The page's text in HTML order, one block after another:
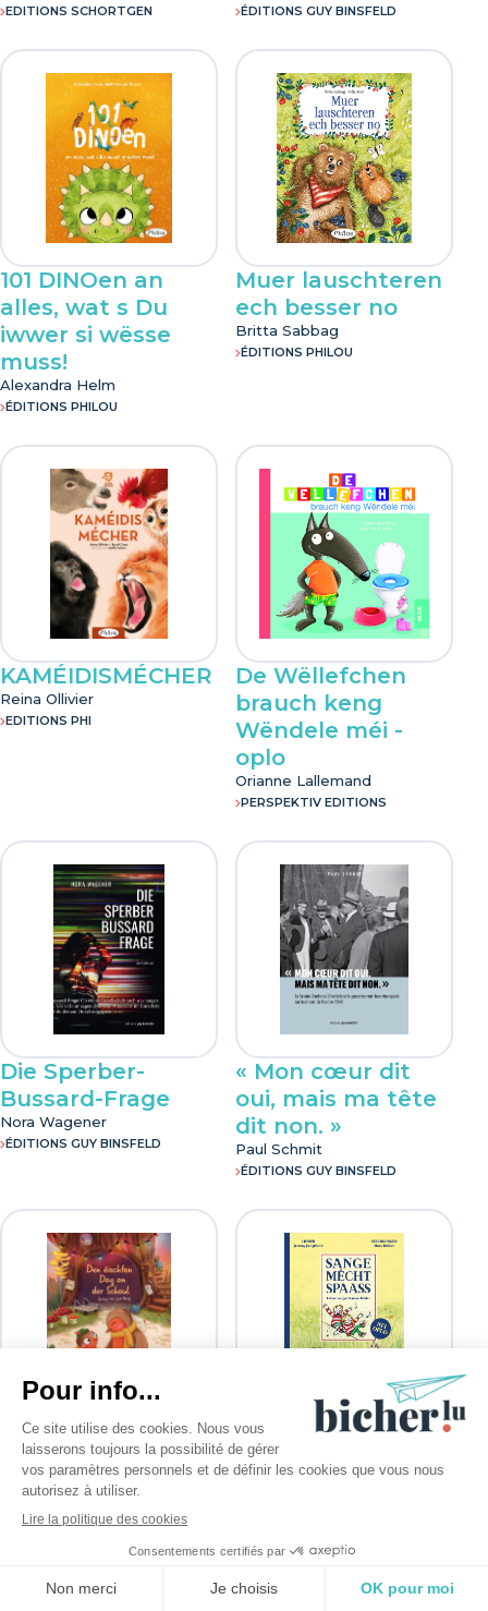
EDITIONS SCHORTGEN ÉDITIONS GUY BINSFELD
101 DINOen an
alles, wat s Du
iwwer si wësse
muss!
Alexandra Helm
ÉDITIONS PHILOU
Muer lauschteren
ech besser no
Britta Sabbag
ÉDITIONS PHILOU
KAMÉIDISMÉCHER
Reina Ollivier
EDITIONS PHI
De Wëllefchen
brauch keng
Wëndele méi -
oplo
Orianne Lallemand
PERSPEKTIV EDITIONS
Die Sperber-
Bussard-Frage
Nora Wagener
ÉDITIONS GUY BINSFELD
« Mon cœur dit
oui, mais ma tête
dit non. »
Paul Schmit
ÉDITIONS GUY BINSFELD
Den éischten Dag
an der Schoul
Esther Van den Berg
ÉDITIONS PHILOU
Sange mécht
Spaass